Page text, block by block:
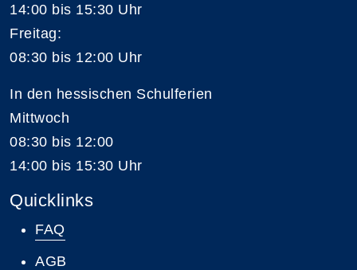
14:00 bis 15:30 Uhr
Freitag:
08:30 bis 12:00 Uhr
In den hessischen Schulferien
Mittwoch
08:30 bis 12:00
14:00 bis 15:30 Uhr
Quicklinks
FAQ
AGB